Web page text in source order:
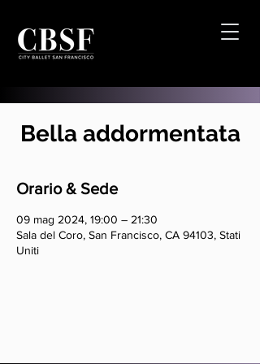
Bella addormentata
Orario & Sede
09 mag 2024, 19:00 – 21:30
Sala del Coro, San Francisco, CA 94103, Stati
Uniti